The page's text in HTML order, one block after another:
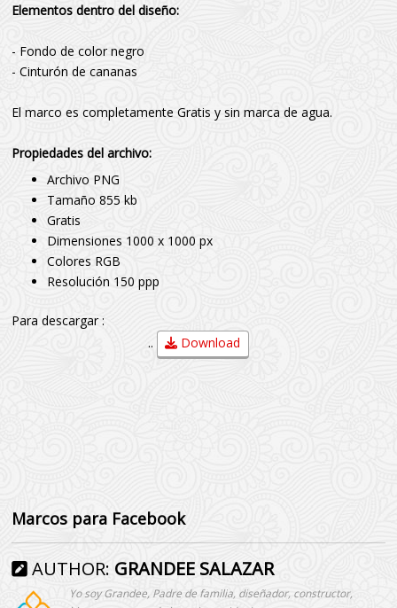
Elementos dentro del diseño:
- Fondo de color negro
- Cinturón de cananas
El marco es completamente Gratis y sin marca de agua.
Propiedades del archivo:
Archivo PNG
Tamaño 855 kb
Gratis
Dimensiones 1000 x 1000 px
Colores RGB
Resolución 150 ppp
Para descargar :
..
Download
Marcos para Facebook
AUTHOR: GRANDEE SALAZAR
Yo soy Grandee, Padre de familia, diseñador, constructor,